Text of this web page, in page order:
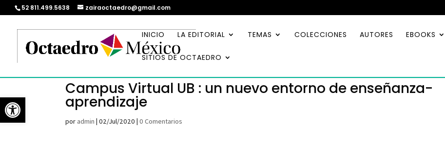
Abrir barra de herramientas
52 811.499.5638 zairaoctaedro@gmail.com
INICIO LA EDITORIAL TEMAS COLECCIONES AUTORES EBOOKS
SITIOS DE OCTAEDRO
Campus Virtual UB : un nuevo entorno de enseñanza-
aprendizaje
por admin |02/Jul/2020 |0 Comentarios